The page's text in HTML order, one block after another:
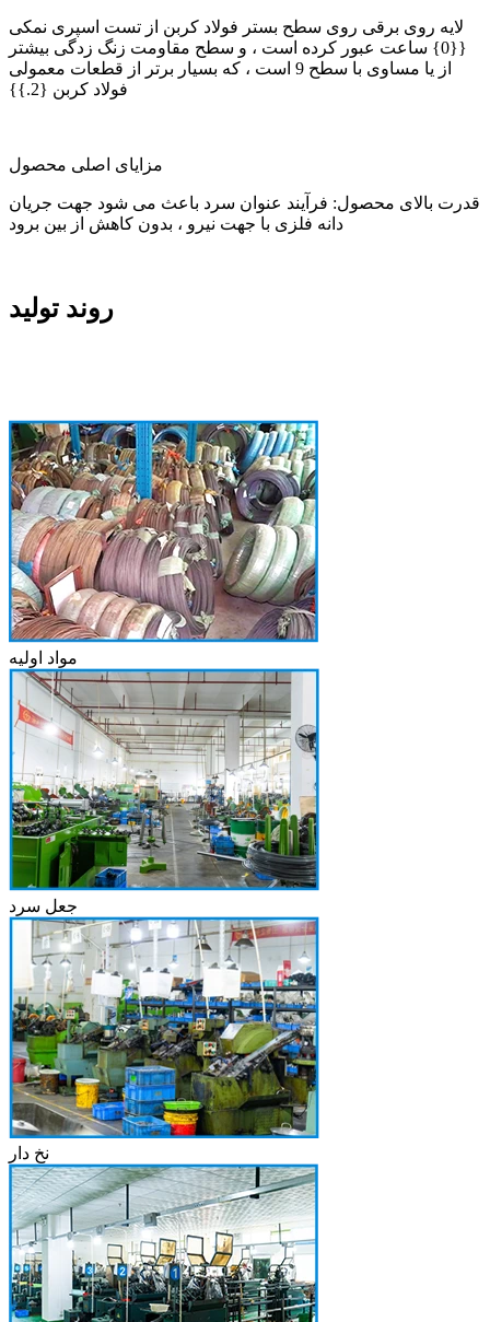
لایه روی برقی روی سطح بستر فولاد کربن از تست اسپری نمکی
{{0} ساعت عبور کرده است ، و سطح مقاومت زنگ زدگی بیشتر
از یا مساوی با سطح 9 است ، که بسیار برتر از قطعات معمولی
فولاد کربن {2.}}
مزایای اصلی محصول
قدرت بالای محصول: فرآیند عنوان سرد باعث می شود جهت جریان
دانه فلزی با جهت نیرو ، بدون کاهش از بین برود
روند تولید
مواد اولیه
جعل سرد
نخ دار